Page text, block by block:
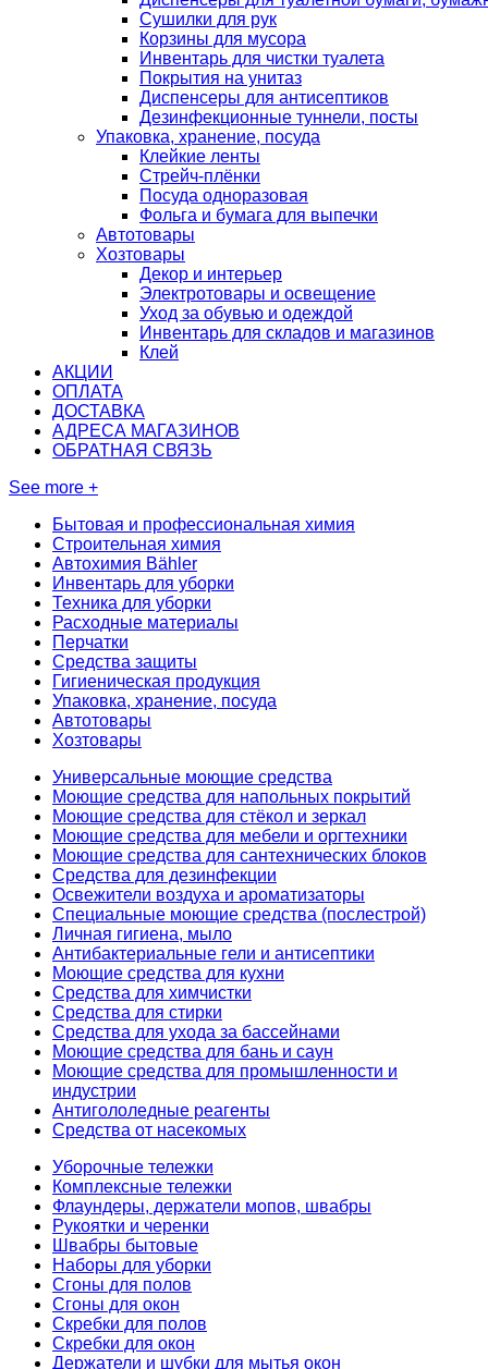
Сушилки для рук
Корзины для мусора
Инвентарь для чистки туалета
Покрытия на унитаз
Диспенсеры для антисептиков
Дезинфекционные туннели, посты
Упаковка, хранение, посуда
Клейкие ленты
Стрейч-плёнки
Посуда одноразовая
Фольга и бумага для выпечки
Автотовары
Хозтовары
Декор и интерьер
Электротовары и освещение
Уход за обувью и одеждой
Инвентарь для складов и магазинов
Клей
АКЦИИ
ОПЛАТА
ДОСТАВКА
АДРЕСА МАГАЗИНОВ
ОБРАТНАЯ СВЯЗЬ
See more +
Бытовая и профессиональная химия
Строительная химия
Автохимия Bähler
Инвентарь для уборки
Техника для уборки
Расходные материалы
Перчатки
Средства защиты
Гигиеническая продукция
Упаковка, хранение, посуда
Автотовары
Хозтовары
Универсальные моющие средства
Моющие средства для напольных покрытий
Моющие средства для стёкол и зеркал
Моющие средства для мебели и оргтехники
Моющие средства для сантехнических блоков
Средства для дезинфекции
Освежители воздуха и ароматизаторы
Специальные моющие средства (послестрой)
Личная гигиена, мыло
Антибактериальные гели и антисептики
Моющие средства для кухни
Средства для химчистки
Средства для стирки
Средства для ухода за бассейнами
Моющие средства для бань и саун
Моющие средства для промышленности и
индустрии
Антигололедные реагенты
Средства от насекомых
Уборочные тележки
Комплексные тележки
Флаундеры, держатели мопов, швабры
Рукоятки и черенки
Швабры бытовые
Наборы для уборки
Сгоны для полов
Сгоны для окон
Скребки для полов
Скребки для окон
Держатели и шубки для мытья окон